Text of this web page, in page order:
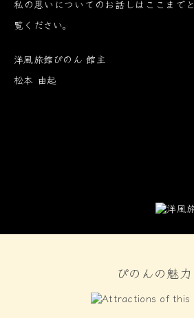
私の思いについてのお話しはここまで
覧ください。
洋風旅館ぴのん 館主
松本 由起
ぴのんの魅力